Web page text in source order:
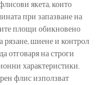
якета, които
при запазване на
площи обикновено
рязане, шиене и контрол
отговаря на строги
характеристики.
флис използват